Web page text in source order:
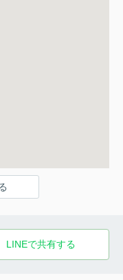
LINEで共有する